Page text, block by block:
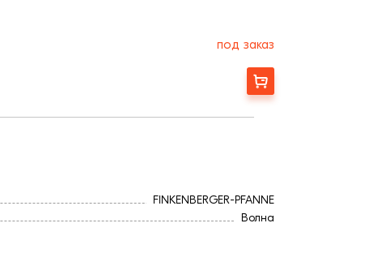
под заказ
Заказать
FINKENBERGER-PFANNE
Волна